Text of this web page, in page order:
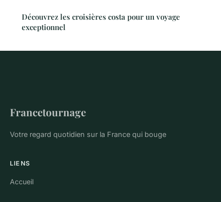
Découvrez les croisières costa pour un voyage
exceptionnel
Francetournage
Votre regard quotidien sur la France qui bouge
LIENS
Accueil